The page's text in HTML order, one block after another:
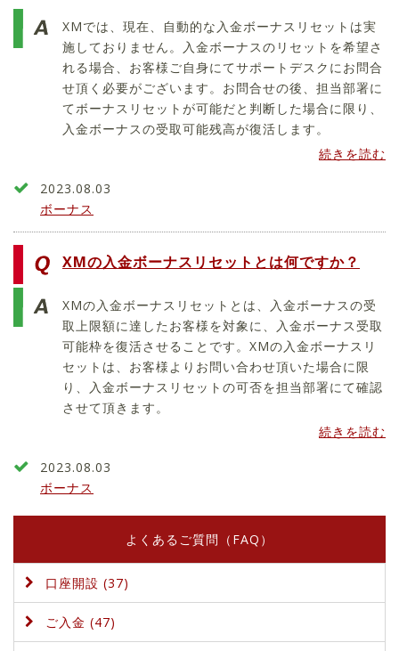
XMでは、現在、自動的な入金ボーナスリセットは実
施しておりません。入金ボーナスのリセットを希望さ
れる場合、お客様ご自身にてサポートデスクにお問合
せ頂く必要がございます。お問合せの後、担当部署に
てボーナスリセットが可能だと判断した場合に限り、
入金ボーナスの受取可能残高が復活します。
続きを読む
2023.08.03
ボーナス
XMの入金ボーナスリセットとは何ですか？
XMの入金ボーナスリセットとは、入金ボーナスの受
取上限額に達したお客様を対象に、入金ボーナス受取
可能枠を復活させることです。XMの入金ボーナスリ
セットは、お客様よりお問い合わせ頂いた場合に限
り、入金ボーナスリセットの可否を担当部署にて確認
させて頂きます。
続きを読む
2023.08.03
ボーナス
よくあるご質問（FAQ）
口座開設 (37)
ご入金 (47)